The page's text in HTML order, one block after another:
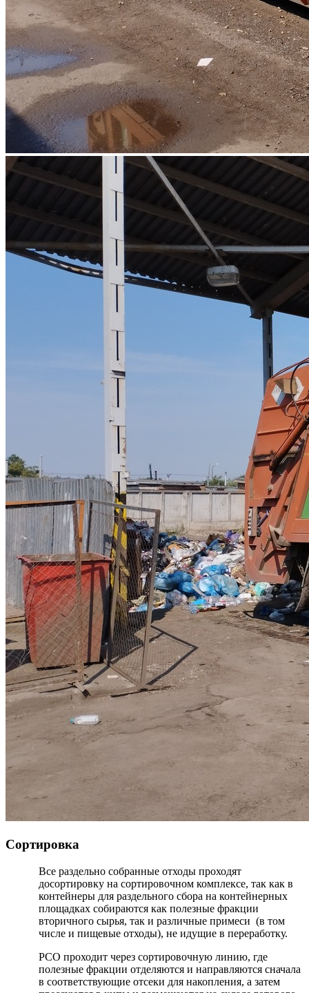
Сортировка
Все раздельно собранные отходы проходят
досортировку на сортировочном комплексе, так как в
контейнеры для раздельного сбора на контейнерных
площадках собираются как полезные фракции
вторичного сырья, так и различные примеси (в том
числе и пищевые отходы), не идущие в переработку.
РСО проходит через сортировочную линию, где
полезные фракции отделяются и направляются сначала
в соответствующие отсеки для накопления, а затем